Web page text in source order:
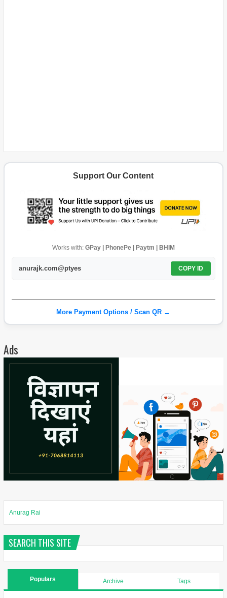
Support Our Content
Works with: GPay | PhonePe | Paytm | BHIM
anurajk.com@ptyes COPY ID
More Payment Options / Scan QR →
Ads
Anurag Rai
SEARCH THIS SITE
Populars Archive Tags